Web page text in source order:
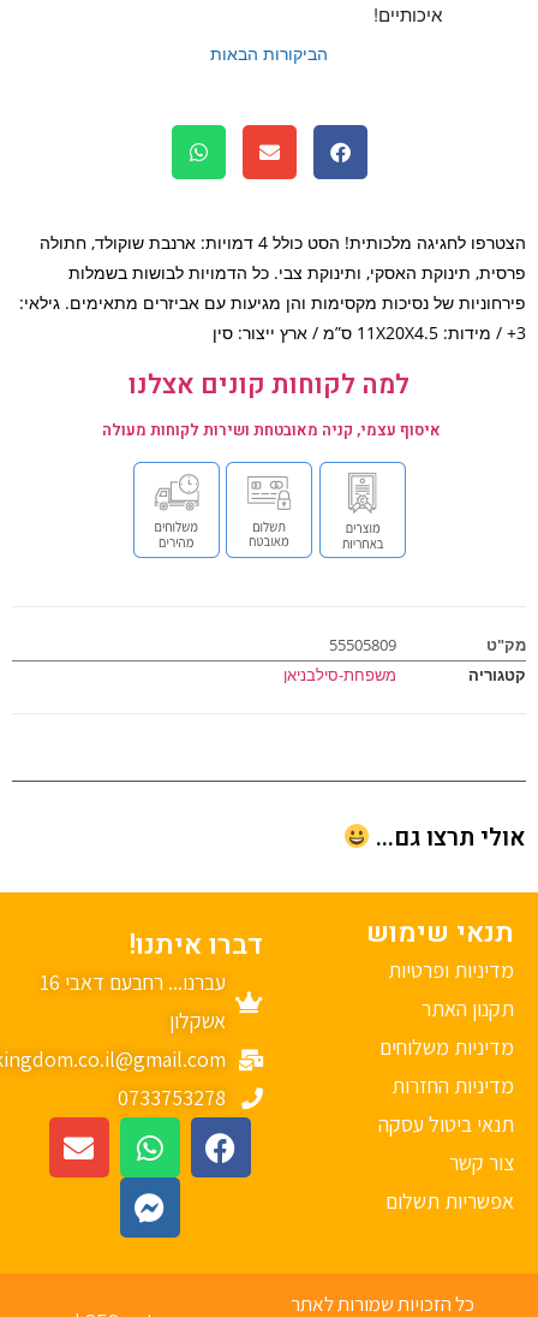
איכותיים!
הביקורות הבאות
הצטרפו לחגיגה מלכותית! הסט כולל 4 דמויות: ארנבת שוקולד, חתולה
תינוקת האסקי, ותינוקת צבי. כל הדמויות לבושות בשמלות
של נסיכות מקסימות והן מגיעות עם אביזרים מתאימים. גילאי:
למה לקוחות קונים אצלנו
איסוף עצמי, קניה מאובטחת ושירות לקוחות מעולה
55505809
משפחת-סילבניאן
תרצו גם...
שימוש
ופרטיות
האתר
משלוחים
החזרות
ביטול עסקה
קשר
תשלום
דברו איתנו!
עברנו... רחבעם דאבי 16
אשקלון
mykingdom.co.il@gmail.com
0733753278
כל הזכויות שמורות לאתר